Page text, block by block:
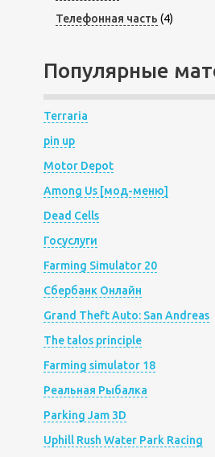
Телефонная часть (4)
Популярные
Terraria
pin up
Motor Depot
Among Us [мод-меню]
Dead Cells
Госуслуги
Farming Simulator 20
Сбербанк Онлайн
Grand Theft Auto: San Andreas
The talos principle
Farming simulator 18
Реальная Рыбалка
Parking Jam 3D
Uphill Rush Water Park Racing